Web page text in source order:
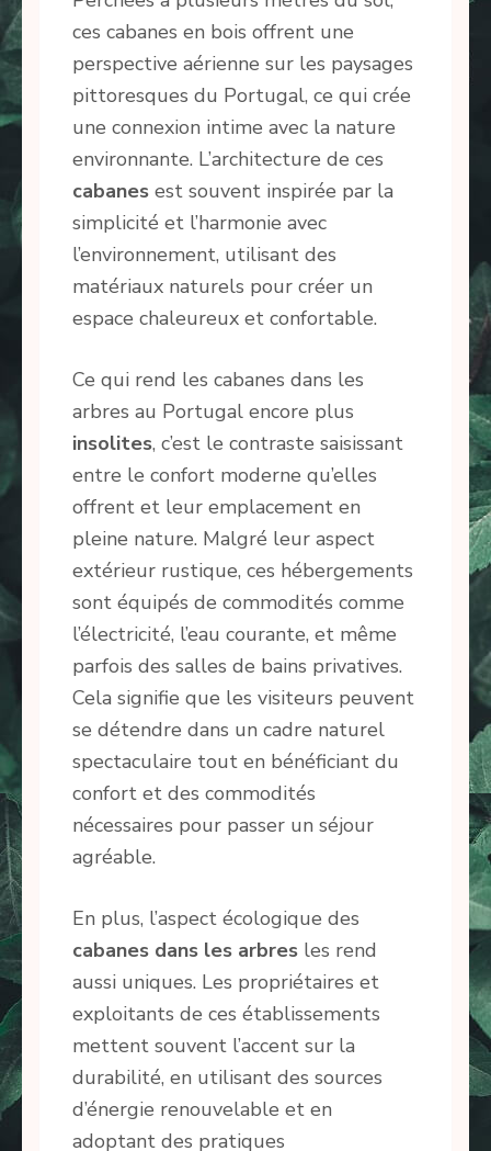
ces cabanes en bois offrent une
perspective aérienne sur les paysages
pittoresques du Portugal, ce qui crée
une connexion intime avec la nature
environnante. L’architecture de ces
cabanes est souvent inspirée par la
simplicité et l’harmonie avec
l’environnement, utilisant des
matériaux naturels pour créer un
espace chaleureux et confortable.
Ce qui rend les cabanes dans les
arbres au Portugal encore plus
insolites, c’est le contraste saisissant
entre le confort moderne qu’elles
offrent et leur emplacement en
pleine nature. Malgré leur aspect
extérieur rustique, ces hébergements
sont équipés de commodités comme
l’électricité, l’eau courante, et même
parfois des salles de bains privatives.
Cela signifie que les visiteurs peuvent
se détendre dans un cadre naturel
spectaculaire tout en bénéficiant du
confort et des commodités
nécessaires pour passer un séjour
agréable.
En plus, l’aspect écologique des
cabanes dans les arbres les rend
aussi uniques. Les propriétaires et
exploitants de ces établissements
mettent souvent l’accent sur la
durabilité, en utilisant des sources
d’énergie renouvelable et en
adoptant des pratiques